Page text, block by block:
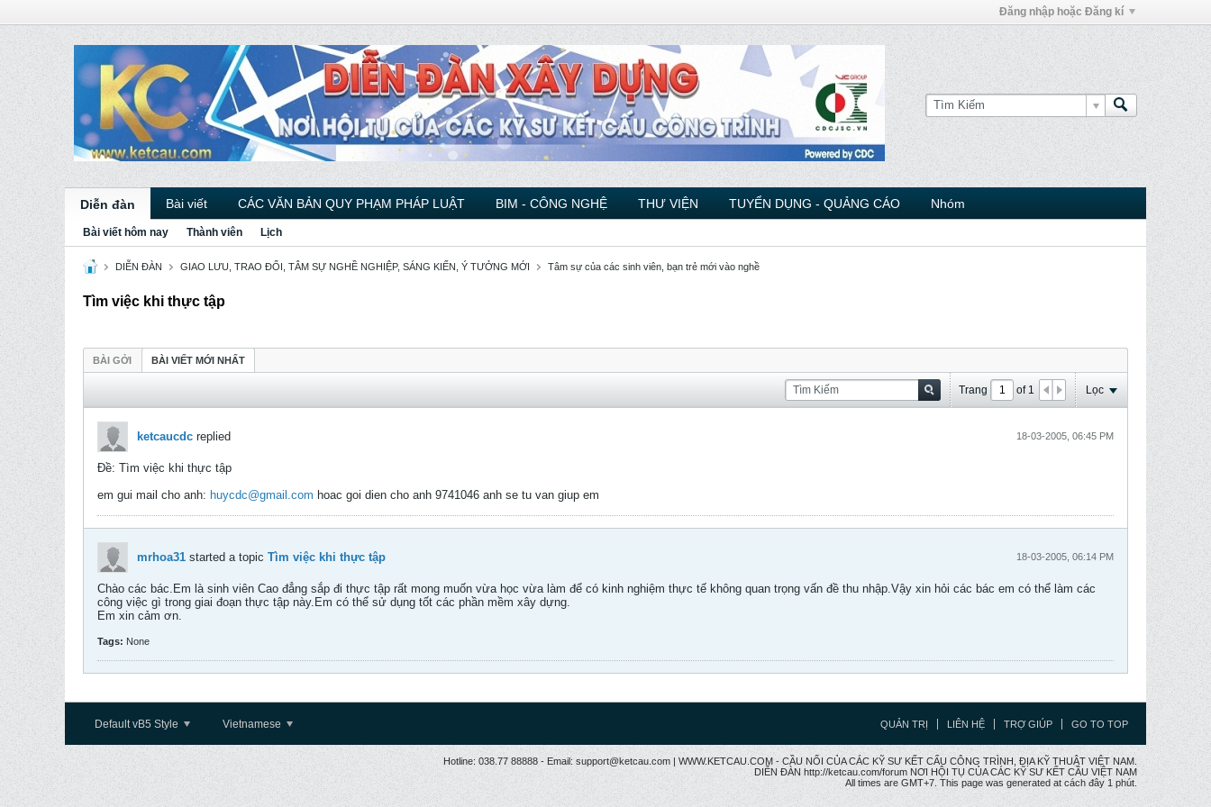
Đăng nhập hoặc Đăng kí
Diễn đàn Bài viết CÁC VĂN BẢN QUY PHẠM PHÁP LUẬT BIM - CÔNG NGHỆ THƯ VIỆN TUYỂN DỤNG - QUẢNG CÁO Nhóm
Bài viết hôm nay Thành viên Lịch
DIỄN ĐÀN GIAO LƯU, TRAO ĐỔI, TÂM SỰ NGHỀ NGHIỆP, SÁNG KIẾN, Ý TƯỞNG MỚI Tâm sự của các sinh viên, bạn trẻ mới vào nghề
Tìm việc khi thực tập
BÀI GỞI BÀI VIẾT MỚI NHẤT
Trang of 1 Lọc
ketcaucdc replied 18-03-2005, 06:45 PM
Ðề: Tìm việc khi thực tập
em gui mail cho anh: huycdc@gmail.com hoac goi dien cho anh 9741046 anh se tu van giup em
mrhoa31 started a topic Tìm việc khi thực tập 18-03-2005, 06:14 PM
Chào các bác.Em là sinh viên Cao đẳng sắp đi thực tập rất mong muốn vừa học vừa làm để có kinh nghiệm thực tế không quan trọng vấn đề thu nhập.Vậy xin hỏi các bác em có thể làm các
công việc gì trong giai đoạn thực tập này.Em có thể sử dụng tốt các phần mềm xây dựng.
Em xin cảm ơn.
Tags: None
Default vB5 Style Vietnamese QUẢN TRỊ LIÊN HỆ TRỢ GIÚP GO TO TOP
Hotline: 038.77 88888 - Email: support@ketcau.com | WWW.KETCAU.COM - CẦU NỐI CỦA CÁC KỸ SƯ KẾT CẤU CÔNG TRÌNH, ĐỊA KỸ THUẬT VIỆT NAM.
DIỄN ĐÀN http://ketcau.com/forum NƠI HỘI TỤ CỦA CÁC KỸ SƯ KẾT CÂU VIỆT NAM
All times are GMT+7. This page was generated at cách đây 1 phút.